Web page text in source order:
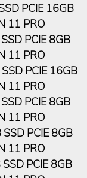
PCIE 16GB
11 PRO
PCIE 8GB
11 PRO
PCIE 16GB
11 PRO
PCIE 8GB
11 PRO
PCIE 8GB
11 PRO
PCIE 8GB